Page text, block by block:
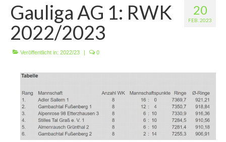
Vorstandschaft
Unsere Erfolge
Vereinschronik
Die Geschichte unserer Kapelle
Jugendarbeit
Ergebnisse
1. Mannschaft Luftgewehr
20
FEB. 2023
Gauliga AG 1: RWK
2022/2023
Veröffentlicht in: 2022/23 0